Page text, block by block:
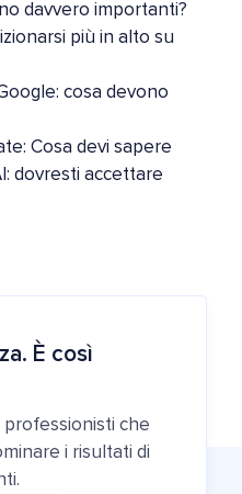
davvero importanti?
più in alto su
cosa devono
Cosa devi sapere
dovresti accettare
È così
professionisti che
i risultati di